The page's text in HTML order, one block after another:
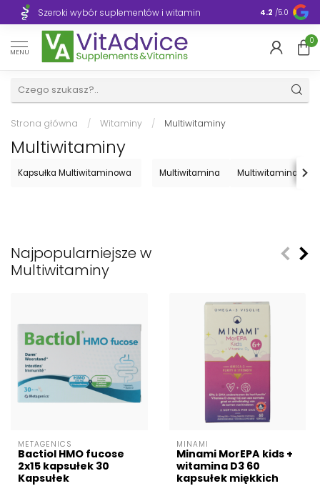
Szeroki wybór suplementów i witamin 4.2 /5.0
MENU
0
Strona główna / Witaminy / Multiwitaminy
Multiwitaminy
Kapsułka Multiwitaminowa Multiwitamina Multiwitamina
Najpopularniejsze w
Multiwitaminy
METAGENICS
Bactiol HMO fucose
2x15 kapsułek 30
Kapsułek
MINAMI
Minami MorEPA kids +
witamina D3 60
kapsułek miękkich